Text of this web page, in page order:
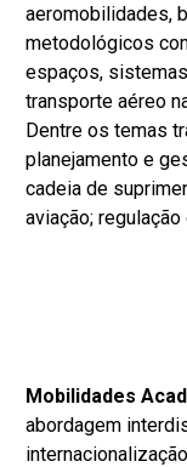
aeromobilidades,
metodológicos
espaços,
transporte aéreo
Dentre os temas
planejamento e
cadeia de
aviação;
Mobilidades
abordagem